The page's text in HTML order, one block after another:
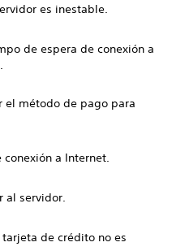
es inestable.
de espera de conexión a
el método de pago para
conexión a Internet.
al servidor.
de crédito no es